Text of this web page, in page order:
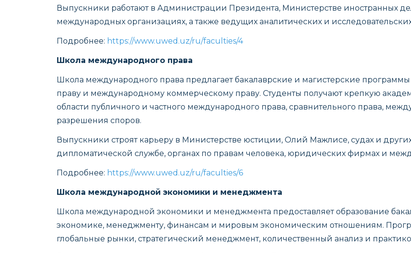
Выпускники работают в Администрации Президента, Министерстве иностранных
международных организациях, а также ведущих аналитических и
Подробнее: https://www.uwed.uz/ru/faculties/4
Школа международного права
Школа международного права предлагает бакалаврские и магистерские
праву и международному коммерческому праву. Студенты получают крепкую
области публичного и частного международного права, сравнительного права,
разрешения споров.
Выпускники строят карьеру в Министерстве юстиции, Олий Мажлисе, судах и
дипломатической службе, органах по правам человека, юридических фирмах и
Подробнее: https://www.uwed.uz/ru/faculties/6
Школа международной экономики и менеджмента
Школа международной экономики и менеджмента предоставляет образование
экономике, менеджменту, финансам и мировым экономическим отношениям.
глобальные рынки, стратегический менеджмент, количественный анализ и